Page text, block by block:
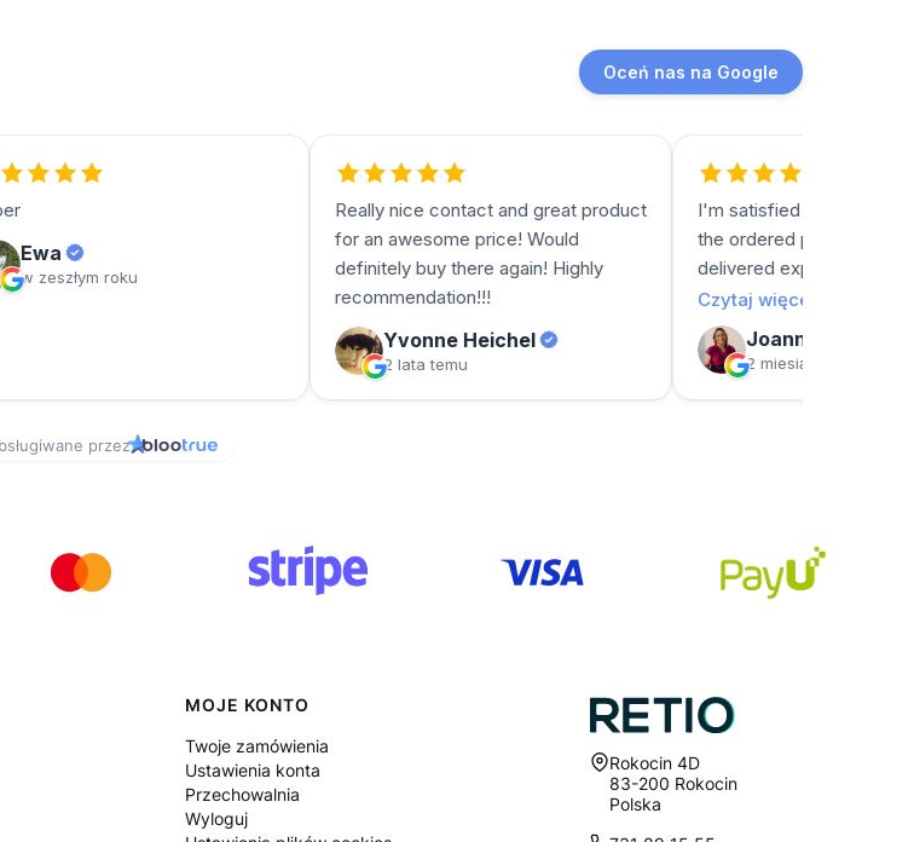
MOJE KONTO
Twoje zamówienia
Ustawienia konta
Przechowalnia
Wyloguj
Adres:
Rokocin 4D
83-200 Rokocin
Polska